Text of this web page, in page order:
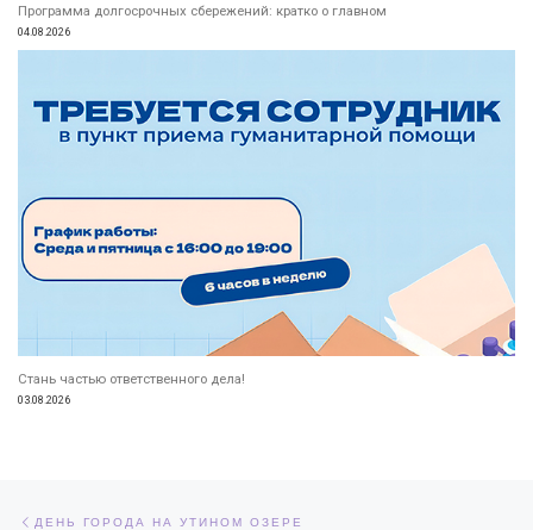
Программа долгосрочных сбережений: кратко о главном
04.08.2026
Стань частью ответственного дела!
03.08.2026
ДЕНЬ ГОРОДА НА УТИНОМ ОЗЕРЕ